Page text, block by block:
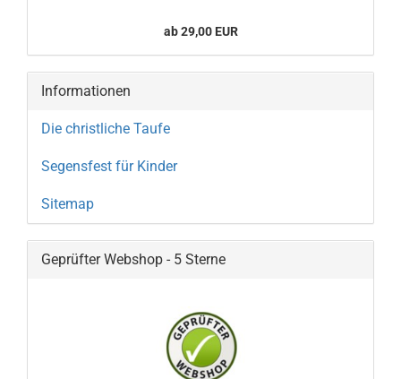
ab 29,00 EUR
Informationen
Die christliche Taufe
Segensfest für Kinder
Sitemap
Geprüfter Webshop - 5 Sterne